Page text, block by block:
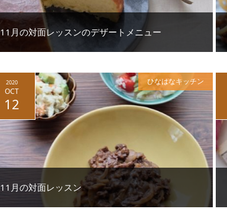
11月の対面レッスンのデザートメニュー
11月の対面レッスン
2020
OCT
12
ひなはなキッチン